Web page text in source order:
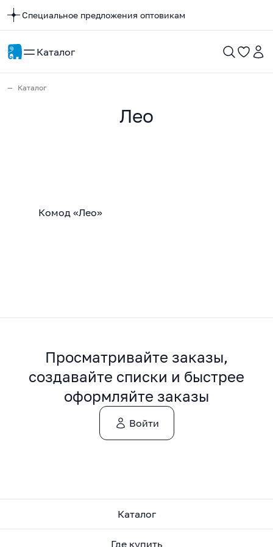
Специальное предложения оптовикам
Каталог
Каталог
Лео
Комод «Лео»
Просматривайте заказы,
создавайте списки и быстрее
оформляйте заказы
Войти
Каталог
Где купить